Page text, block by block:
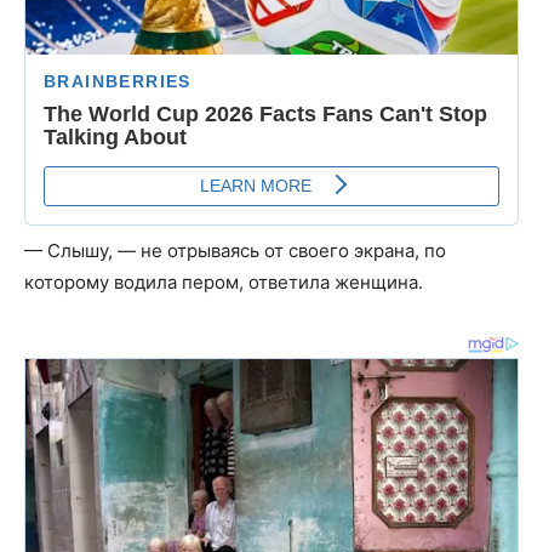
— Слышу, — не отрываясь от своего экрана, по
которому водила пером, ответила женщина.